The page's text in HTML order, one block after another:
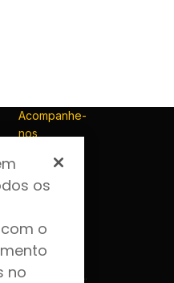
Acompanhe-
nos
os
o
no